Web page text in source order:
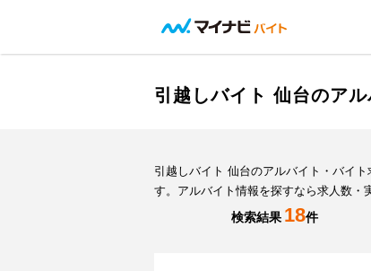
引越しバイト 仙台のア
引越しバイト 仙台のアルバイト・バイ
す。アルバイト情報を探すなら求人数・
検索結果 18件